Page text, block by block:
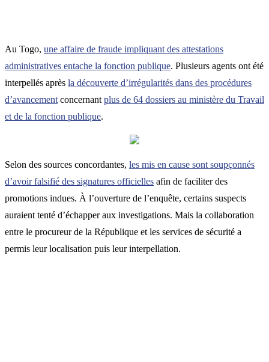
Au Togo, une affaire de fraude impliquant des attestations
administratives entache la fonction publique. Plusieurs agents ont été
interpellés après la découverte d’irrégularités dans des procédures
d’avancement concernant plus de 64 dossiers au ministère du Travail
et de la fonction publique.
Selon des sources concordantes, les mis en cause sont soupçonnés
d’avoir falsifié des signatures officielles afin de faciliter des
promotions indues. À l’ouverture de l’enquête, certains suspects
auraient tenté d’échapper aux investigations. Mais la collaboration
entre le procureur de la République et les services de sécurité a
permis leur localisation puis leur interpellation.